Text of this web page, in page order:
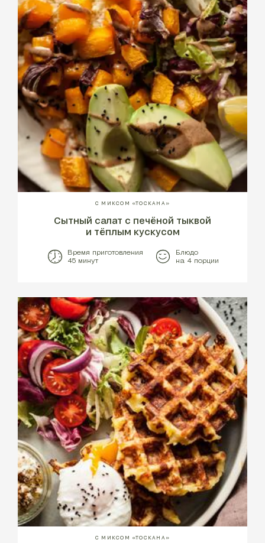
С МИКСОМ «ТОСКАНА»
Сытный салат с печёной тыквой
и тёплым кускусом
Время приготовления
45 минут
Блюдо
на 4 порции
С МИКСОМ «ТОСКАНА»